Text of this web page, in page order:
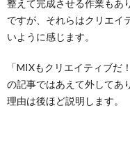
整えて完成させる作業もあ
ですが、それらはクリエイ
いように感じます。
「MIXもクリエイティブだ
の記事ではあえて外してあ
理由は後ほど説明します。